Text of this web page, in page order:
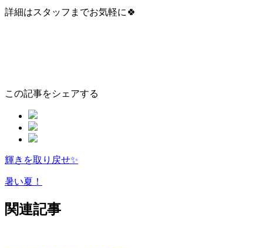
詳細はスタッフまでお気軽に🍀
この記事をシェアする
ペ
ー
ジ
ネ
輝きを取り戻せ✨
暑い夏！
関連記事